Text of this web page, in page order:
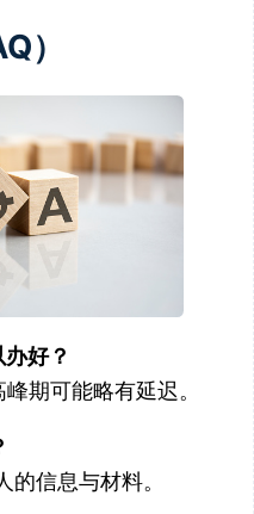
）
好？
峰期可能略有延迟。
信息与材料。